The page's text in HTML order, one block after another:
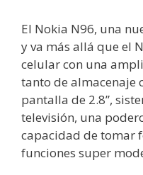
El Nokia N96, una
y va más allá que el
celular con una
tanto de almacenaje
pantalla de 2.8”,
televisión, una
capacidad de tomar
funciones super